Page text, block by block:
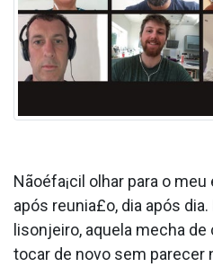
Nãoéfa¡cil olhar para o
após reunia£o, dia após
lisonjeiro, aquela mecha
tocar de novo sem parecer